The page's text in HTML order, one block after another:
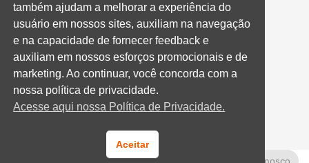
Convenções Coletivas
Banco do Brasil
Caixa Econômica Federal
Banrisul
Privados
Aditivos RS
Cooperativas e Financeiras
também ajudam a melhorar a experiência do
usuário em nossos sites, auxiliam na navegação
e na capacidade de fornecer feedback e
auxiliam em nossos esforços promocionais e de
marketing. Ao continuar, você concorda com a
nossa política de privacidade.
Acesse aqui nossa Política de Privacidade.
Aceitar